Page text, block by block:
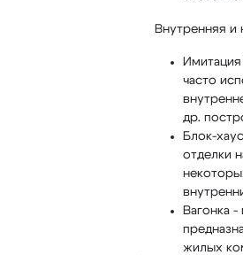
Внутренняя и
часто
др.
Блок-
отделки
Вагонка
жилых